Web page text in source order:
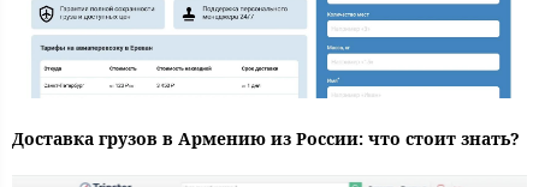
Доставка грузов в Армению из России: что стоит знать?